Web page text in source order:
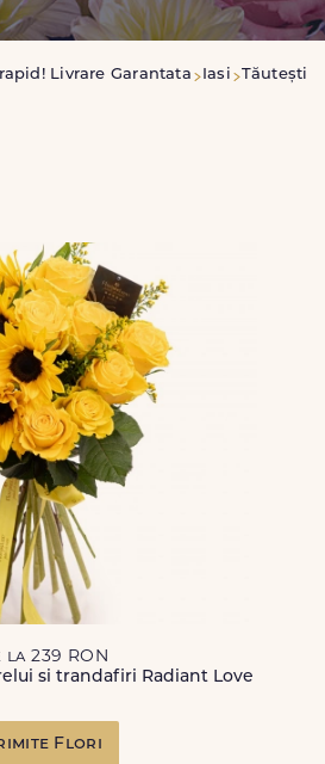
Livrare Garantata Iasi Tăutești
la 239 RON
si trandafiri Radiant Love
Flori